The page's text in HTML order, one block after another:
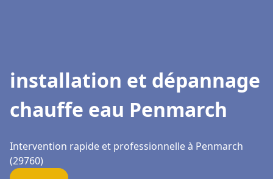
installation et dépannage
chauffe eau Penmarch
Intervention rapide et professionnelle à Penmarch
(29760)